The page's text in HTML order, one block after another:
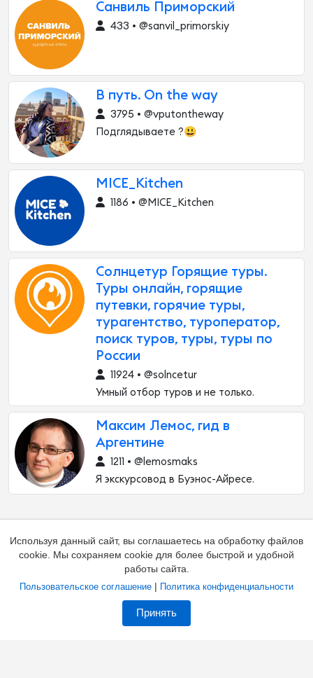
Санвиль Приморский
433 • @sanvil_primorskiy
В путь. On the way
3795 • @vputontheway
Подглядываете ?😃
MICE_Kitchen
1186 • @MICE_Kitchen
Солнцетур Горящие туры.
Туры онлайн, горящие
путевки, горячие туры,
турагентство, туроператор,
поиск туров, туры, туры по
России
11924 • @solncetur
Умный отбор туров и не только.
Максим Лемос, гид в
Аргентине
1211 • @lemosmaks
Я экскурсовод в Буэнос-Айресе.
Контакты
Используя данный сайт, вы соглашаетесь на обработку файлов
cookie. Мы сохраняем cookie для более быстрой и удобной
работы сайта.
Пользовательское соглашение | Политика конфиденциальности
Принять